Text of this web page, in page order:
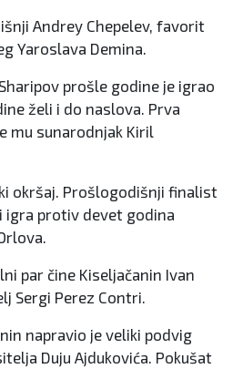
Andrey Chepelev, favorit
Yaroslava Demina.
prošle godine je igrao
želi i do naslova. Prva
mu sunarodnjak Kiril
okršaj. Prošlogodišnji finalist
igra protiv devet godina
par čine Kiseljačanin Ivan
Sergi Perez Contri.
napravio je veliki podvig
Duju Ajdukovića. Pokušat